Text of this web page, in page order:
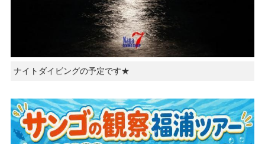
ナイトダイビングの予定です★